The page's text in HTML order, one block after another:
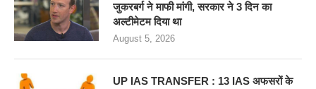
जुकरबर्ग ने माफी मांगी, सरकार ने 3 दिन का
अल्टीमेटम दिया था
August 5, 2026
UP IAS TRANSFER : 13 IAS अफसरों के